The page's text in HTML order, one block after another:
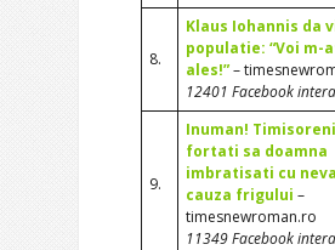
8.
Klaus Iohannis da
populatie: “Voi m-
ales!”–
12401 Facebook
9.
Inuman!
fortati sa doamna
imbratisati cu
cauza frigului –
timesnewroman.ro
11349 Facebook